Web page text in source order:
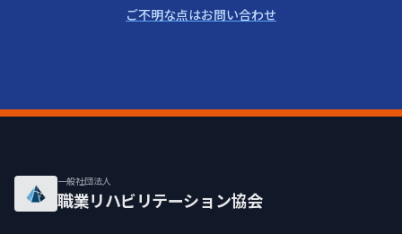
ご不明な点はお問い合わせ
一般社団法人
職業リハビリテーション協会